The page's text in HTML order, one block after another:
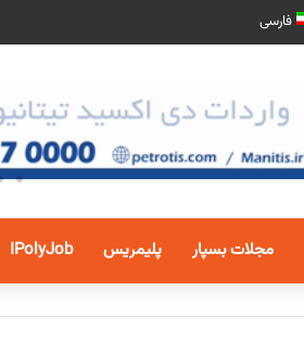
فارسی
مجلات بسپار پلیمریس IPolyJob